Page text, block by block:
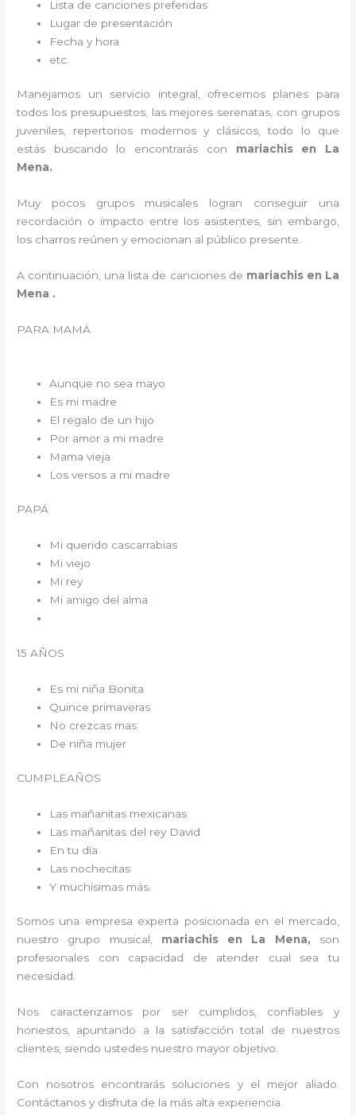
Lista de canciones preferidas
Lugar de presentación
Fecha y hora
etc.
Manejamos un servicio integral, ofrecemos planes para
todos los presupuestos, las mejores serenatas, con grupos
juveniles, repertorios modernos y clásicos, todo lo que
estás buscando lo encontrarás con mariachis en La
Mena.
Muy pocos grupos musicales logran conseguir una
recordación o impacto entre los asistentes, sin embargo,
los charros reúnen y emocionan al público presente.
A continuación, una lista de canciones de mariachis en La
Mena .
PARA MAMÁ
Aunque no sea mayo
Es mi madre
El regalo de un hijo
Por amor a mi madre
Mama vieja
Los versos a mi madre
PAPÁ
Mi querido cascarrabias
Mi viejo
Mi rey
Mi amigo del alma
15 AÑOS
Es mi niña Bonita
Quince primaveras
No crezcas mas
De niña mujer
CUMPLEAÑOS
Las mañanitas mexicanas
Las mañanitas del rey David
En tu día
Las nochecitas
Y muchísimas más.
Somos una empresa experta posicionada en el mercado,
nuestro grupo musical, mariachis en La Mena, son
profesionales con capacidad de atender cual sea tu
necesidad.
Nos caracterizamos por ser cumplidos, confiables y
honestos, apuntando a la satisfacción total de nuestros
clientes, siendo ustedes nuestro mayor objetivo.
Con nosotros encontrarás soluciones y el mejor aliado.
Contáctanos y disfruta de la más alta experiencia.